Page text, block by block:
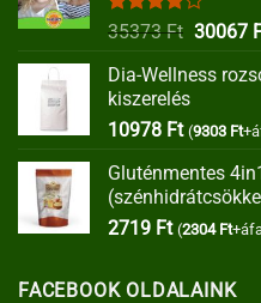
Értékelés:
35373Ft Original
was:
30067
Dia-Wellness
kiszerelés
10978 Ft (9303 Ft
Gluténmentes
2719 Ft (2304 Ft
FACEBOOK OLDALAINK